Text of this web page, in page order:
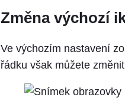
Změna výchozí
Ve výchozím nastavení
řádku však můžete